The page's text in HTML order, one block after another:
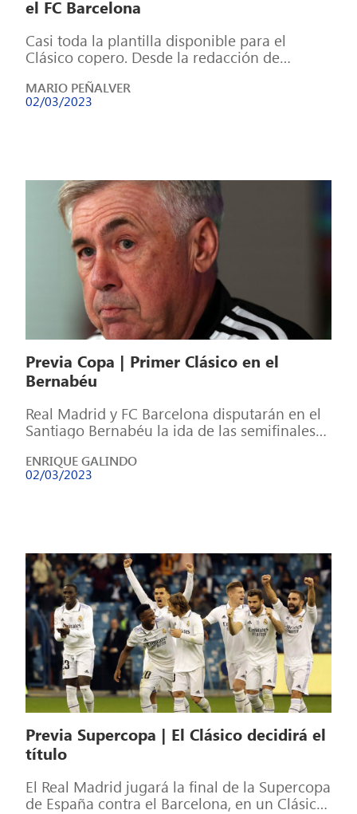
el FC Barcelona
Casi toda la plantilla disponible para el
Clásico copero. Desde la redacción de
inicial: […]
MARIO PEÑALVER
02/03/2023
Previa Copa | Primer Clásico en el
Bernabéu
Real Madrid y FC Barcelona disputarán en el
Santiago Bernabéu la ida de las semifinales
ENRIQUE GALINDO
02/03/2023
Previa Supercopa | El Clásico decidirá el
título
El Real Madrid jugará la final de la Supercopa
de España contra el Barcelona, en un Clásico